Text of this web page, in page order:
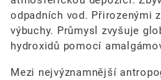
odpadních vod. Přirozenými
výbuchy. Průmysl zvyšuje
hydroxidů pomocí
Mezi nejvýznamnější